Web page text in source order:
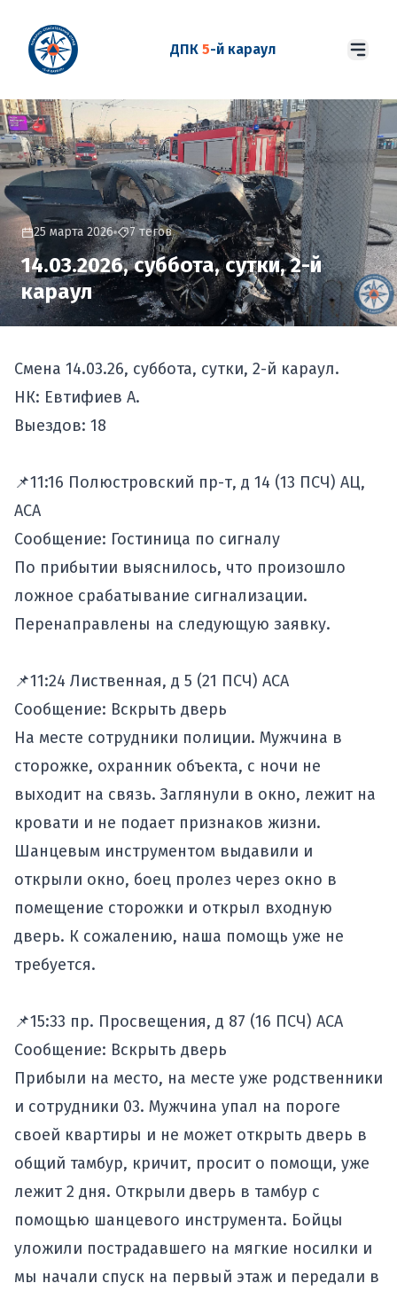
ДПК 5-й караул
25 марта 2026 7 тегов
14.03.2026, суббота, сутки, 2-й
караул
Смена 14.03.26, суббота, сутки, 2-й караул.
НК: Евтифиев А.
Выездов: 18
📌11:16 Полюстровский пр-т, д 14 (13 ПСЧ) АЦ,
АСА
Сообщение: Гостиница по сигналу
По прибытии выяснилось, что произошло
ложное срабатывание сигнализации.
Перенаправлены на следующую заявку.
📌11:24 Лиственная, д 5 (21 ПСЧ) АСА
Сообщение: Вскрыть дверь
На месте сотрудники полиции. Мужчина в
сторожке, охранник объекта, с ночи не
выходит на связь. Заглянули в окно, лежит на
кровати и не подает признаков жизни.
Шанцевым инструментом выдавили и
открыли окно, боец пролез через окно в
помещение сторожки и открыл входную
дверь. К сожалению, наша помощь уже не
требуется.
📌15:33 пр. Просвещения, д 87 (16 ПСЧ) АСА
Сообщение: Вскрыть дверь
Прибыли на место, на месте уже родственники
и сотрудники 03. Мужчина упал на пороге
своей квартиры и не может открыть дверь в
общий тамбур, кричит, просит о помощи, уже
лежит 2 дня. Открыли дверь в тамбур с
помощью шанцевого инструмента. Бойцы
уложили пострадавшего на мягкие носилки и
мы начали спуск на первый этаж и передали в